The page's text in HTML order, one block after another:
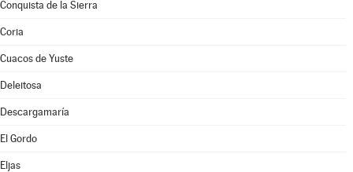
Conquista de la Sierra
Coria
Cuacos de Yuste
Deleitosa
Descargamaría
El Gordo
Eljas